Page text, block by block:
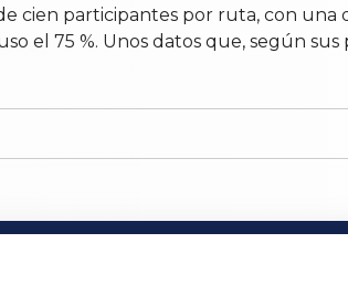
cien participantes por ruta, con
el 75 %. Unos datos que, según